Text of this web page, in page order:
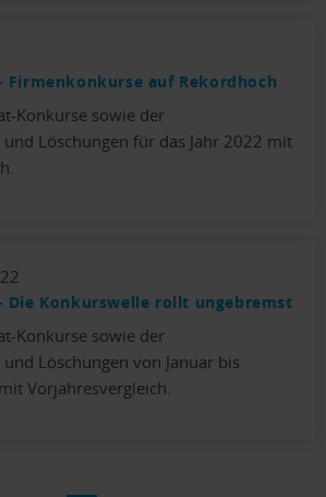
Firmenkonkurse auf Rekordhoch
Konkurse sowie der
Löschungen für das Jahr 2022 mit
Die Konkurswelle rollt ungebremst
Konkurse sowie der
Löschungen von Januar bis
Vorjahresvergleich.